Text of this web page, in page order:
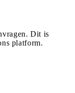
Dit is
platform.